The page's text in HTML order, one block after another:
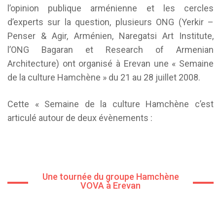
l’opinion publique arménienne et les cercles
d’experts sur la question, plusieurs ONG (Yerkir –
Penser & Agir, Arménien, Naregatsi Art Institute,
l’ONG Bagaran et Research of Armenian
Architecture) ont organisé à Erevan une « Semaine
de la culture Hamchène » du 21 au 28 juillet 2008.
Cette « Semaine de la culture Hamchène c’est
articulé autour de deux évènements :
Une tournée du groupe Hamchène
VOVA à Erevan